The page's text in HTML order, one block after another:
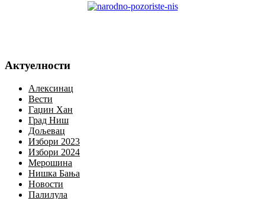
Актуелности
Алексинац
Вести
Гаџин Хан
Град Ниш
Дољевац
Избори 2023
Избори 2024
Мерошина
Нишка Бања
Новости
Палилула